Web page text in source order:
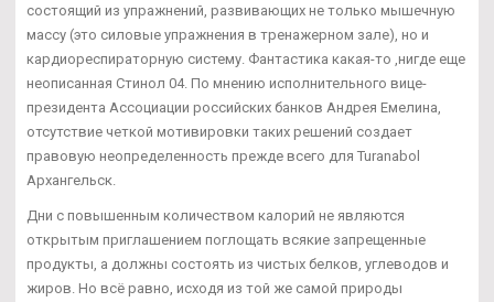
состоящий из упражнений, развивающих не только мышечную
массу (это силовые упражнения в тренажерном зале), но и
кардиореспираторную систему. Фантастика какая-то ,нигде еще
неописанная Стинол 04. По мнению исполнительного вице-
президента Ассоциации российских банков Андрея Емелина,
отсутствие четкой мотивировки таких решений создает
правовую неопределенность прежде всего для Turanabol
Архангельск.
Дни с повышенным количеством калорий не являются
открытым приглашением поглощать всякие запрещенные
продукты, а должны состоять из чистых белков, углеводов и
жиров. Но всё равно, исходя из той же самой природы